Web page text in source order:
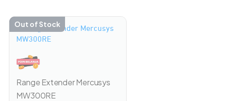
Out of Stock
Range Extender Mercusys
MW300RE